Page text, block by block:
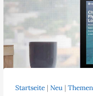
Startseite |Neu |Themen